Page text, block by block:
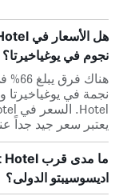
نجوم في يوغياخيرتا؟
يعتبر سعر جيد جداً
اديسوسيبتو الدولى؟